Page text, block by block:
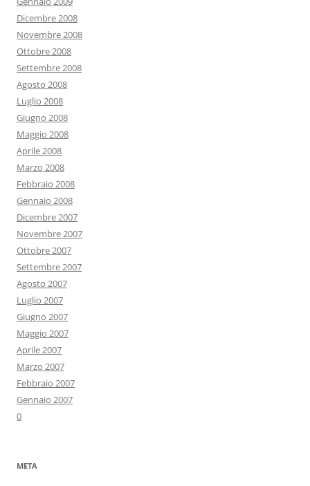
Dicembre 2008
Novembre 2008
Ottobre 2008
Settembre 2008
Agosto 2008
Luglio 2008
Giugno 2008
Maggio 2008
Aprile 2008
Marzo 2008
Febbraio 2008
Gennaio 2008
Dicembre 2007
Novembre 2007
Ottobre 2007
Settembre 2007
Agosto 2007
Luglio 2007
Giugno 2007
Maggio 2007
Aprile 2007
Marzo 2007
Febbraio 2007
Gennaio 2007
0
META